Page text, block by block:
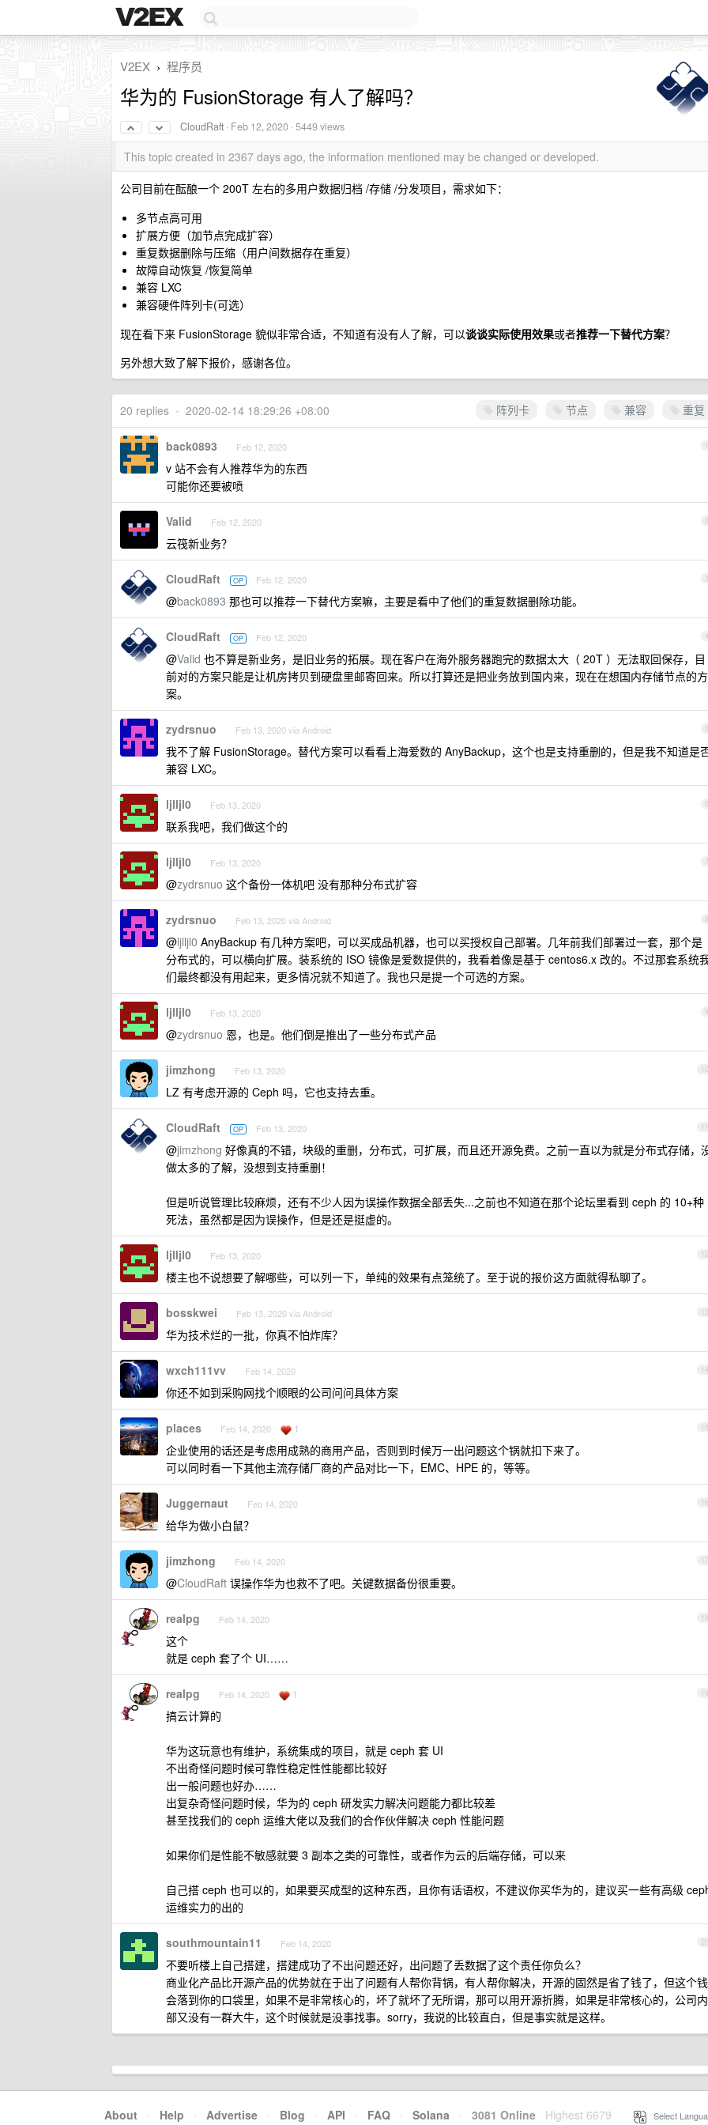
V2EX › 程序员
华为的 FusionStorage 有人了解吗？
CloudRaft · Feb 12, 2020 · 5449 views
This topic created in 2367 days ago, the information mentioned may be changed or developed.
公司目前在酝酿一个 200T 左右的多用户数据归档 /存储 /分发项目，需求如下：
多节点高可用
扩展方便（加节点完成扩容）
重复数据删除与压缩（用户间数据存在重复）
故障自动恢复 /恢复简单
兼容 LXC
兼容硬件阵列卡(可选）
现在看下来 FusionStorage 貌似非常合适，不知道有没有人了解，可以谈谈实际使用效果或者推荐一下替代方案？
另外想大致了解下报价，感谢各位。
阵列卡 节点 兼容 重复
20 replies • 2020-02-14 18:29:26 +08:00
1
back0893 Feb 12, 2020
v 站不会有人推荐华为的东西
可能你还要被喷
2
Valid Feb 12, 2020
云筏新业务？
3
CloudRaft OP Feb 12, 2020
@back0893 那也可以推荐一下替代方案嘛，主要是看中了他们的重复数据删除功能。
4
CloudRaft OP Feb 12, 2020
@Valid 也不算是新业务，是旧业务的拓展。现在客户在海外服务器跑完的数据太大（ 20T ）无法取回保存，目
前对的方案只能是让机房拷贝到硬盘里邮寄回来。所以打算还是把业务放到国内来，现在在想国内存储节点的方
案。
5
zydrsnuo Feb 13, 2020 via Android
我不了解 FusionStorage。替代方案可以看看上海爱数的 AnyBackup，这个也是支持重删的，但是我不知道是
兼容 LXC。
6
ljlljl0 Feb 13, 2020
联系我吧，我们做这个的
7
ljlljl0 Feb 13, 2020
@zydrsnuo 这个备份一体机吧 没有那种分布式扩容
8
zydrsnuo Feb 13, 2020 via Android
@ljlljl0 AnyBackup 有几种方案吧，可以买成品机器，也可以买授权自己部署。几年前我们部署过一套，那个是
分布式的，可以横向扩展。装系统的 ISO 镜像是爱数提供的，我看着像是基于 centos6.x 改的。不过那套系统
们最终都没有用起来，更多情况就不知道了。我也只是提一个可选的方案。
9
ljlljl0 Feb 13, 2020
@zydrsnuo 恩，也是。他们倒是推出了一些分布式产品
10
jimzhong Feb 13, 2020
LZ 有考虑开源的 Ceph 吗，它也支持去重。
11
CloudRaft OP Feb 13, 2020
@jimzhong 好像真的不错，块级的重删，分布式，可扩展，而且还开源免费。之前一直以为就是分布式存储，
做太多的了解，没想到支持重删！
但是听说管理比较麻烦，还有不少人因为误操作数据全部丢失...之前也不知道在那个论坛里看到 ceph 的 10+种
死法，虽然都是因为误操作，但是还是挺虚的。
12
ljlljl0 Feb 13, 2020
楼主也不说想要了解哪些，可以列一下，单纯的效果有点笼统了。至于说的报价这方面就得私聊了。
13
bosskwei Feb 13, 2020 via Android
华为技术烂的一批，你真不怕炸库？
14
wxch111vv Feb 14, 2020
你还不如到采购网找个顺眼的公司问问具体方案
15
places Feb 14, 2020 1
企业使用的话还是考虑用成熟的商用产品，否则到时候万一出问题这个锅就扣下来了。
可以同时看一下其他主流存储厂商的产品对比一下，EMC、HPE 的，等等。
16
Juggernaut Feb 14, 2020
给华为做小白鼠？
17
jimzhong Feb 14, 2020
@CloudRaft 误操作华为也救不了吧。关键数据备份很重要。
18
realpg Feb 14, 2020
这个
就是 ceph 套了个 UI……
19
realpg Feb 14, 2020 1
搞云计算的
华为这玩意也有维护，系统集成的项目，就是 ceph 套 UI
不出奇怪问题时候可靠性稳定性性能都比较好
出一般问题也好办……
出复杂奇怪问题时候，华为的 ceph 研发实力解决问题能力都比较差
甚至找我们的 ceph 运维大佬以及我们的合作伙伴解决 ceph 性能问题
如果你们是性能不敏感就要 3 副本之类的可靠性，或者作为云的后端存储，可以来
自己搭 ceph 也可以的，如果要买成型的这种东西，且你有话语权，不建议你买华为的，建议买一些有高级
运维实力的出的
20
southmountain11 Feb 14, 2020
不要听楼上自己搭建，搭建成功了不出问题还好，出问题了丢数据了这个责任你负么？
商业化产品比开源产品的优势就在于出了问题有人帮你背锅，有人帮你解决，开源的固然是省了钱了，但这个钱
会落到你的口袋里，如果不是非常核心的，坏了就坏了无所谓，那可以用开源折腾，如果是非常核心的，公司内
部又没有一群大牛，这个时候就是没事找事。sorry，我说的比较直白，但是事实就是这样。
About · Help · Advertise · Blog · API · FAQ · Solana · 3081 Online Highest 6679 Select